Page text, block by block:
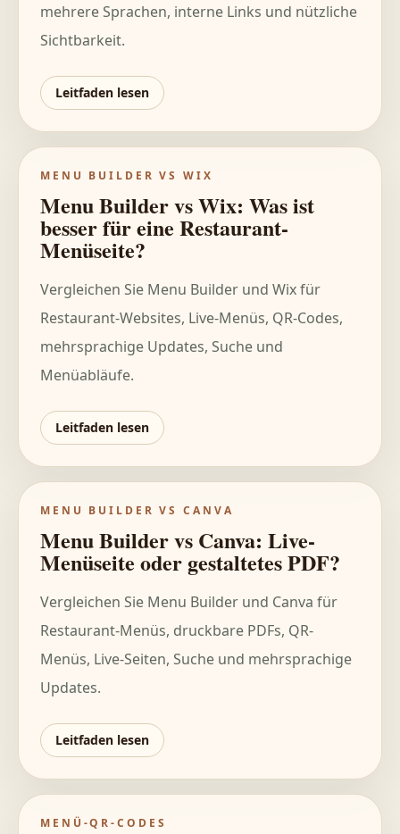
mehrere Sprachen, interne Links und nützliche
Sichtbarkeit.
Leitfaden lesen
MENU BUILDER VS WIX
Menu Builder vs Wix: Was ist
besser für eine Restaurant-
Menüseite?
Vergleichen Sie Menu Builder und Wix für
Restaurant-Websites, Live-Menüs, QR-Codes,
mehrsprachige Updates, Suche und
Menüabläufe.
Leitfaden lesen
MENU BUILDER VS CANVA
Menu Builder vs Canva: Live-
Menüseite oder gestaltetes PDF?
Vergleichen Sie Menu Builder und Canva für
Restaurant-Menüs, druckbare PDFs, QR-
Menüs, Live-Seiten, Suche und mehrsprachige
Updates.
Leitfaden lesen
MENÜ-QR-CODES